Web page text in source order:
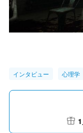
インタビュー 心理学
1